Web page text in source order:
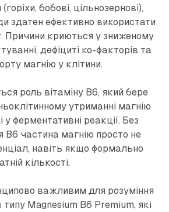
бобові, цільнозернові),
здатен ефективно використати
Причини криються у зниженому
дефіциті ко-факторів та
магнію у клітини.
роль вітаміну B6, який бере
утриманні магнію
ферментативні реакції. Без
B6 частина магнію просто не
навіть якщо формально
кількості.
важливим для розуміння
типу Magnesium B6 Premium, які